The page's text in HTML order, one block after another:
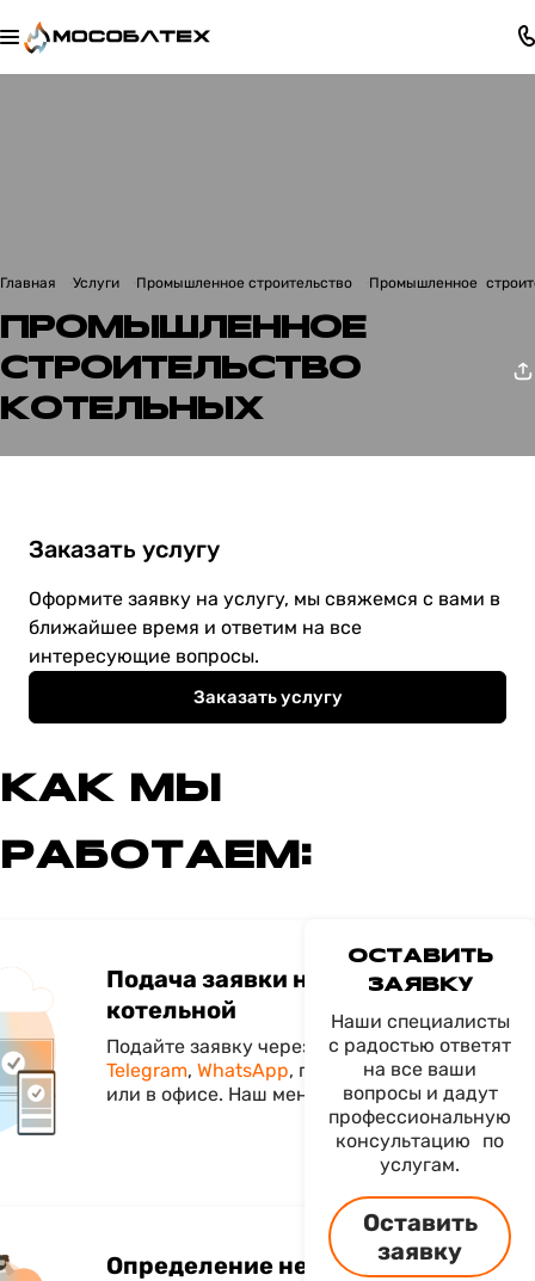
Главная Услуги Промышленное строительство Промышленное
ПРОМЫШЛЕННОЕ
СТРОИТЕЛЬСТВО
КОТЕЛЬНЫХ
Заказать услугу
Оформите заявку на услугу, мы свяжемся с вами в
ближайшее время и ответим на все
интересующие вопросы.
Заказать услугу
КАК МЫ
РАБОТАЕМ:
Подача заявки на строительство
котельной
Подайте заявку через специальную форму
Telegram, WhatsApp, по телефону+7 (495) 187
или в офисе. Наш менеджер свяжется с
Определение необходимых
ОСТАВИТЬ
ЗАЯВКУ
Наши специалисты
с радостью ответят
на все ваши
вопросы и дадут
профессиональную
консультацию по
услугам.
Оставить
заявку